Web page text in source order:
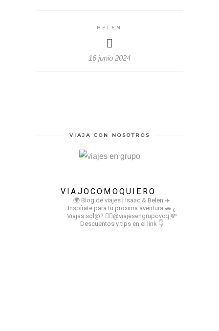
BELEN
16 junio 2024
VIAJA CON NOSOTROS
VIAJOCOMOQUIERO
🌍 Blog de viajes | Isaac & Belen ✈️
Inspírate para tu proxima aventura 🚗 ¿
Viajas sol@? 👉🏻@viajesengrupovcq 💸
Descuentos y tips en el link 👇